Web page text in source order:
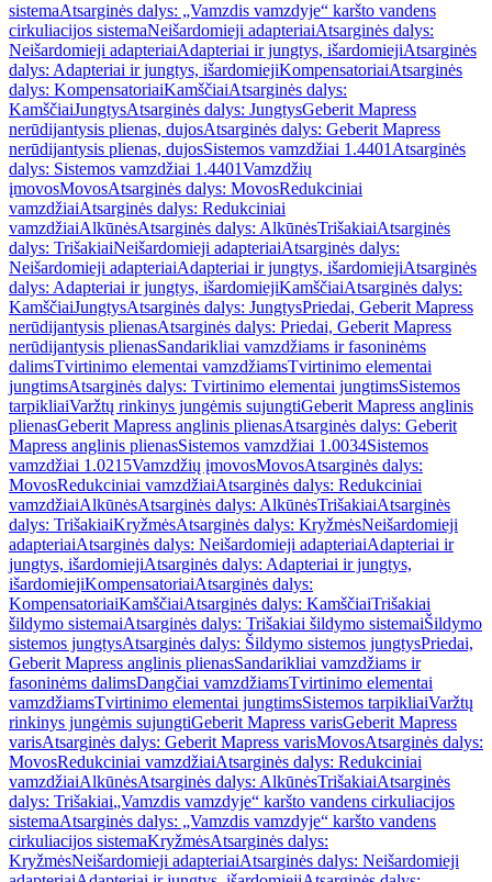
sistemaAtsarginės dalys: „Vamzdis vamzdyje“ karšto vandens
cirkuliacijos sistemaNeišardomieji adapteriaiAtsarginės dalys:
Neišardomieji adapteriaiAdapteriai ir jungtys, išardomiejiAtsarginės
dalys: Adapteriai ir jungtys, išardomiejiKompensatoriaiAtsarginės
dalys: KompensatoriaiKamščiaiAtsarginės dalys:
KamščiaiJungtysAtsarginės dalys: JungtysGeberit Mapress
nerūdijantysis plienas, dujosAtsarginės dalys: Geberit Mapress
nerūdijantysis plienas, dujosSistemos vamzdžiai 1.4401 Atsarginės
dalys: Sistemos vamzdžiai 1.4401Vamzdžių
įmovosMovosAtsarginės dalys: MovosRedukciniai
vamzdžiaiAtsarginės dalys: Redukciniai
vamzdžiaiAlkūnėsAtsarginės dalys: AlkūnėsTrišakiaiAtsarginės
dalys: TrišakiaiNeišardomieji adapteriaiAtsarginės dalys:
Neišardomieji adapteriaiAdapteriai ir jungtys, išardomiejiAtsarginės
dalys: Adapteriai ir jungtys, išardomiejiKamščiaiAtsarginės dalys:
KamščiaiJungtysAtsarginės dalys: JungtysPriedai, Geberit Mapress
nerūdijantysis plienasAtsarginės dalys: Priedai, Geberit Mapress
nerūdijantysis plienasSandarikliai vamzdžiams ir fasoninėms
dalimsTvirtinimo elementai vamzdžiamsTvirtinimo elementai
jungtimsAtsarginės dalys: Tvirtinimo elementai jungtimsSistemos
tarpikliaiVaržtų rinkinys jungėmis sujungtiGeberit Mapress anglinis
plienasGeberit Mapress anglinis plienasAtsarginės dalys: Geberit
Mapress anglinis plienasSistemos vamzdžiai 1.0034Sistemos
vamzdžiai 1.0215Vamzdžių įmovosMovosAtsarginės dalys:
MovosRedukciniai vamzdžiaiAtsarginės dalys: Redukciniai
vamzdžiaiAlkūnėsAtsarginės dalys: AlkūnėsTrišakiaiAtsarginės
dalys: TrišakiaiKryžmėsAtsarginės dalys: KryžmėsNeišardomieji
adapteriaiAtsarginės dalys: Neišardomieji adapteriaiAdapteriai ir
jungtys, išardomiejiAtsarginės dalys: Adapteriai ir jungtys,
išardomiejiKompensatoriaiAtsarginės dalys:
KompensatoriaiKamščiaiAtsarginės dalys: KamščiaiTrišakiai
šildymo sistemaiAtsarginės dalys: Trišakiai šildymo sistemaiŠildymo
sistemos jungtysAtsarginės dalys: Šildymo sistemos jungtysPriedai,
Geberit Mapress anglinis plienasSandarikliai vamzdžiams ir
fasoninėms dalimsDangčiai vamzdžiamsTvirtinimo elementai
vamzdžiamsTvirtinimo elementai jungtimsSistemos tarpikliaiVaržtų
rinkinys jungėmis sujungtiGeberit Mapress varisGeberit Mapress
varisAtsarginės dalys: Geberit Mapress varisMovosAtsarginės dalys:
MovosRedukciniai vamzdžiaiAtsarginės dalys: Redukciniai
vamzdžiaiAlkūnėsAtsarginės dalys: AlkūnėsTrišakiaiAtsarginės
dalys: Trišakiai„Vamzdis vamzdyje“ karšto vandens cirkuliacijos
sistemaAtsarginės dalys: „Vamzdis vamzdyje“ karšto vandens
cirkuliacijos sistemaKryžmėsAtsarginės dalys:
KryžmėsNeišardomieji adapteriaiAtsarginės dalys: Neišardomieji